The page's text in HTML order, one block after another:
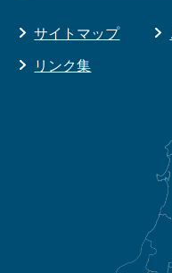
サイトマップ
リンク集